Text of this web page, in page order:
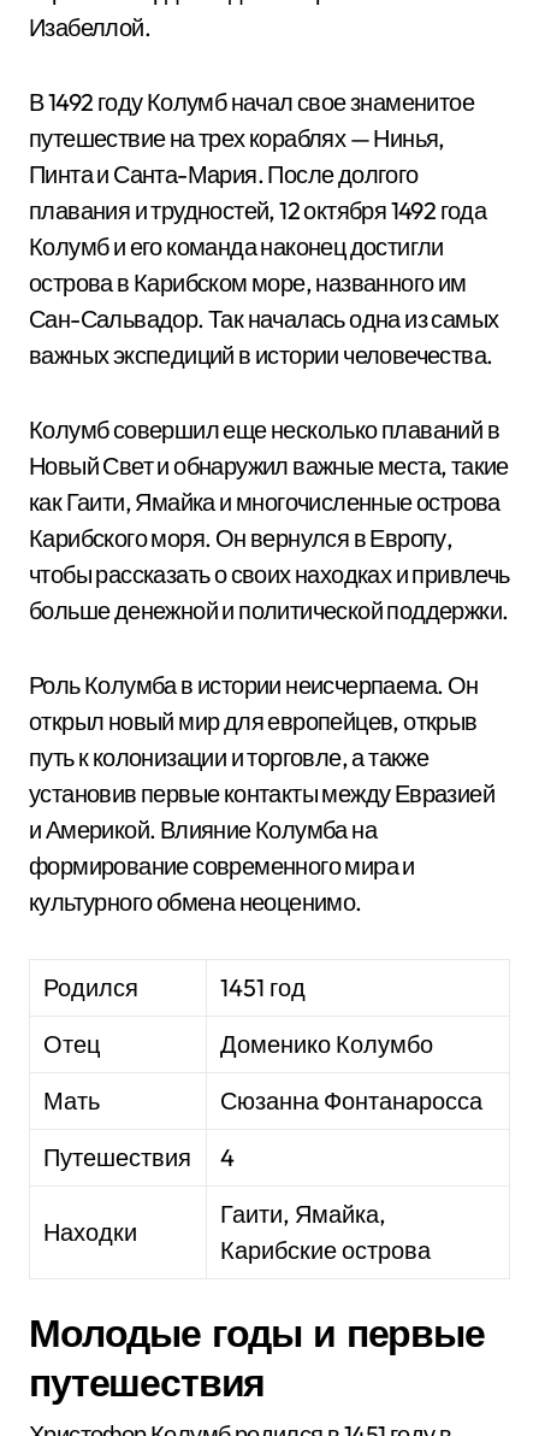
Изабеллой.
В 1492 году Колумб начал свое знаменитое
путешествие на трех кораблях — Нинья,
Пинта и Санта-Мария. После долгого
плавания и трудностей, 12 октября 1492 года
Колумб и его команда наконец достигли
острова в Карибском море, названного им
Сан-Сальвадор. Так началась одна из самых
важных экспедиций в истории человечества.
Колумб совершил еще несколько плаваний в
Новый Свет и обнаружил важные места, такие
как Гаити, Ямайка и многочисленные острова
Карибского моря. Он вернулся в Европу,
чтобы рассказать о своих находках и привлечь
больше денежной и политической поддержки.
Роль Колумба в истории неисчерпаема. Он
открыл новый мир для европейцев, открыв
путь к колонизации и торговле, а также
установив первые контакты между Евразией
и Америкой. Влияние Колумба на
формирование современного мира и
культурного обмена неоценимо.
Родился
1451 год
Отец
Доменико Колумбо
Мать
Сюзанна Фонтанаросса
Путешествия
4
Находки
Гаити, Ямайка,
Карибские острова
Молодые годы и первые
путешествия